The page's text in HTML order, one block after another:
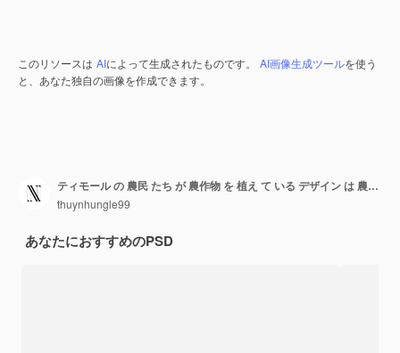
このリソースは AIによって生成されたものです。 AI画像生成ツールを使う
と、あなた独自の画像を作成できます。
ティモール の 農民 たち が 農作物 を 植え て いる デザイン は 農業 と 絵画 の 文化 的 な 景色 の 見方 です
thuynhungle99
あなたにおすすめのPSD